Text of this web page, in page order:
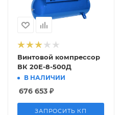
Винтовой компрессор
ВК 20Е-8-500Д
В НАЛИЧИИ
676 653 ₽
ЗАПРОСИТЬ КП